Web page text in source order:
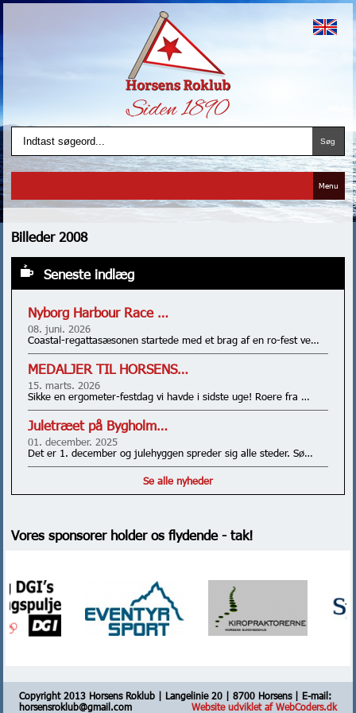
Menu
Billeder 2008
Seneste indlæg
Nyborg Harbour Race …
08. juni. 2026
Coastal-regattasæsonen startede med et brag af en ro-fest ve…
MEDALJER TIL HORSENS…
15. marts. 2026
Sikke en ergometer-festdag vi havde i sidste uge! Roere fra …
Juletræet på Bygholm…
01. december. 2025
Det er 1. december og julehyggen spreder sig alle steder. Sø…
Se alle nyheder
Vores sponsorer holder os flydende - tak!
Copyright 2013 Horsens Roklub | Langelinie 20 | 8700 Horsens | E-mail:
horsensroklub@gmail.com
Website udviklet af WebCoders.dk